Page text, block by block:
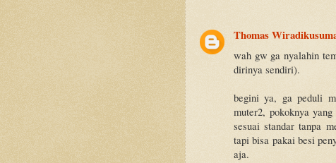
Thomas
wah gw ga nyalahin
dirinya sendiri).
begini ya, ga peduli
muter2, pokoknya
sesuai standar tanpa
tapi bisa pakai besi
aja.